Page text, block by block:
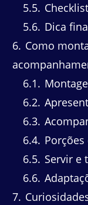
5.5
5.6 Dica
6 Como
6.1
6.2
6.3
6.4
6.5 Servir e
6.6
7